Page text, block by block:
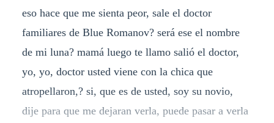
eso hace que me sienta peor, sale el doctor
familiares de Blue Romanov? será ese el nombre
de mi luna? mamá luego te llamo salió el doctor,
yo, yo, doctor usted viene con la chica que
atropellaron,? si, que es de usted, soy su novio,
dije para que me dejaran verla, puede pasar a verla